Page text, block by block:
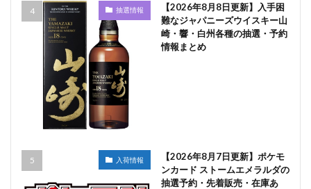
抽選情報
【2026年8月8日更新】入手困
難なジャパニーズウイスキー山
崎・響・白州各種の抽選・予約
情報まとめ
入荷情報
【2026年8月7日更新】ポケモ
ンカード ストームエメラルダの
抽選予約・先着販売・在庫あ